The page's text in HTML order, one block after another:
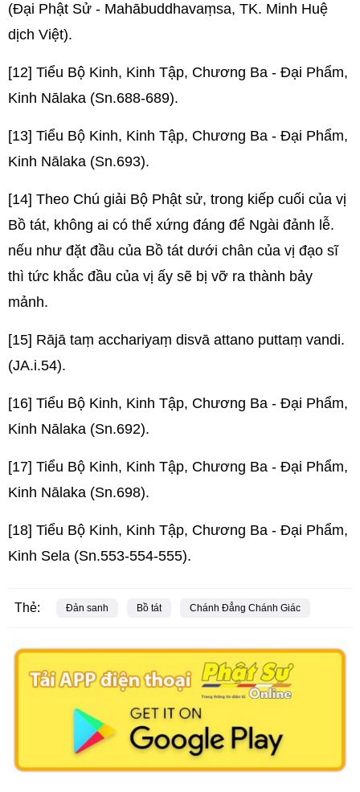
(Đại Phật Sử - Mahābuddhavaṃsa, TK. Minh Huệ
dịch Việt).
[12] Tiểu Bộ Kinh, Kinh Tập, Chương Ba - Đại Phẩm,
Kinh Nālaka (Sn.688-689).
[13] Tiểu Bộ Kinh, Kinh Tập, Chương Ba - Đại Phẩm,
Kinh Nālaka (Sn.693).
[14] Theo Chú giải Bộ Phật sử, trong kiếp cuối của vị
Bồ tát, không ai có thể xứng đáng để Ngài đảnh lễ.
nếu như đặt đầu của Bồ tát dưới chân của vị đạo sĩ
thì tức khắc đầu của vị ấy sẽ bị vỡ ra thành bảy
mảnh.
[15] Rājā taṃ acchariyaṃ disvā attano puttaṃ vandi.
(JA.i.54).
[16] Tiểu Bộ Kinh, Kinh Tập, Chương Ba - Đại Phẩm,
Kinh Nālaka (Sn.692).
[17] Tiểu Bộ Kinh, Kinh Tập, Chương Ba - Đại Phẩm,
Kinh Nālaka (Sn.698).
[18] Tiểu Bộ Kinh, Kinh Tập, Chương Ba - Đại Phẩm,
Kinh Sela (Sn.553-554-555).
Thẻ: Đản sanh Bồ tát Chánh Đẳng Chánh Giác